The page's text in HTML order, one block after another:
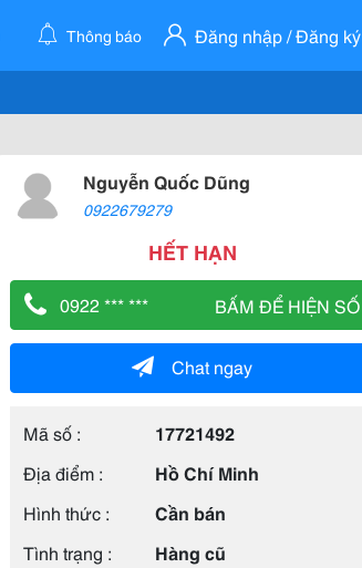
Thông báo Đăng nhập / Đăng ký
Nguyễn Quốc Dũng
0922679279
HẾT HẠN
0922 *** *** BẤM ĐỂ HIỆN SỐ
Chat ngay
Mã số :
17721492
Địa điểm :
Hồ Chí Minh
Hình thức :
Cần bán
Tình trạng :
Hàng cũ